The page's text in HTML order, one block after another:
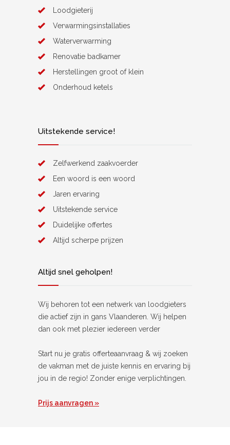
Loodgieterij
Verwarmingsinstallaties
Waterverwarming
Renovatie badkamer
Herstellingen groot of klein
Onderhoud ketels
Uitstekende service!
Zelfwerkend zaakvoerder
Een woord is een woord
Jaren ervaring
Uitstekende service
Duidelijke offertes
Altijd scherpe prijzen
Altijd snel geholpen!
Wij behoren tot een netwerk van loodgieters
die actief zijn in gans Vlaanderen. Wij helpen
dan ook met plezier iedereen verder
Start nu je gratis offerteaanvraag & wij zoeken
de vakman met de juiste kennis en ervaring bij
jou in de regio! Zonder enige verplichtingen.
Prijs aanvragen »